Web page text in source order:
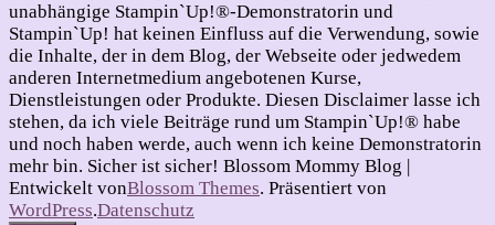
unabhängige Stampin`Up!®-Demonstratorin und
Stampin`Up! hat keinen Einfluss auf die Verwendung, sowie
die Inhalte, der in dem Blog, der Webseite oder jedwedem
anderen Internetmedium angebotenen Kurse,
Dienstleistungen oder Produkte. Diesen Disclaimer lasse ich
stehen, da ich viele Beiträge rund um Stampin`Up!® habe
und noch haben werde, auch wenn ich keine Demonstratorin
mehr bin. Sicher ist sicher! Blossom Mommy Blog |
Entwickelt vonBlossom Themes. Präsentiert von
WordPress.Datenschutz